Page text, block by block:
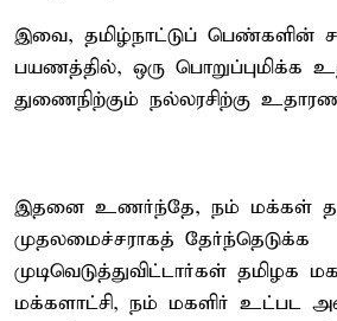
இவை, தமிழ்நாட்டுப் பெண்களின்
பயணத்தில், ஒரு பொறுப்புமிக்க
துணைநிற்கும் நல்லரசிற்கு
இதனை உணர்ந்தே, நம் மக்கள்
முதலமைச்சராகத் தேர்ந்தெடுக்க
முடிவெடுத்துவிட்டார்கள் தமிழக
மக்களாட்சி, நம் மகளிர் உட்பட